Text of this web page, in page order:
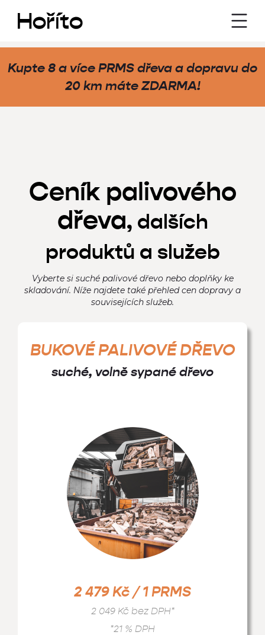
Kupte 8 a více PRMS dřeva a dopravu do
20 km máteZDARMA!
Ceník palivového
dřeva, dalších
produktů a služeb
Vyberte si suché palivové dřevo nebo doplňky ke
skladování. Níže najdete také přehled cen dopravy a
souvisejících služeb.
BUKOVÉ PALIVOVÉ DŘEVO
suché, volně sypané dřevo
2 479 Kč / 1 PRMS
2 049 Kč bez DPH*
*21 % DPH